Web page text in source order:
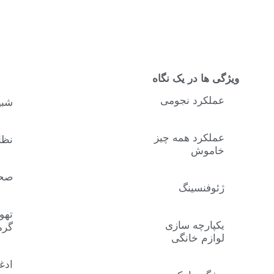
ویژگی ها در یک نگاه
عملکرد نجومی
عملکرد همه چیز
خاموش
ژئوفنسینگ
یکپارچه سازی
لوازم خانگی